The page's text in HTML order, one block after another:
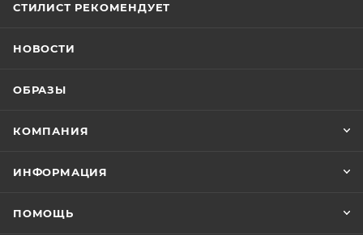
СТИЛИСТ РЕКОМЕНДУЕТ
НОВОСТИ
ОБРАЗЫ
КОМПАНИЯ
ИНФОРМАЦИЯ
ПОМОЩЬ